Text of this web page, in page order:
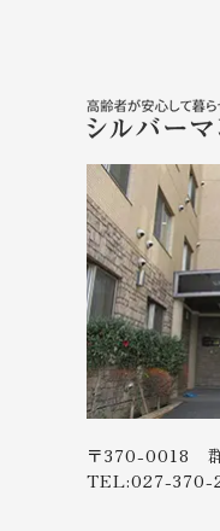
〒370-0018
TEL:027-